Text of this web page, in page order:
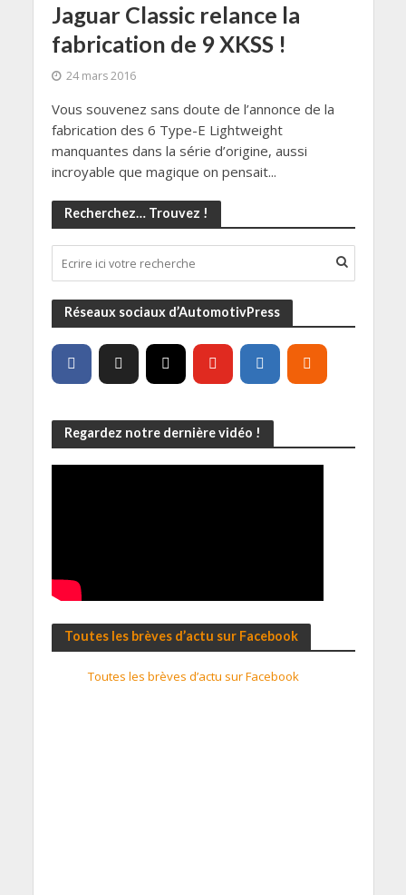
Jaguar Classic relance la
fabrication de 9 XKSS !
24 mars 2016
Vous souvenez sans doute de l’annonce de la
fabrication des 6 Type-E Lightweight
manquantes dans la série d’origine, aussi
incroyable que magique on pensait...
Recherchez… Trouvez !
Réseaux sociaux d’AutomotivPress
Regardez notre dernière vidéo !
Toutes les brèves d’actu sur Facebook
Toutes les brèves d’actu sur Facebook